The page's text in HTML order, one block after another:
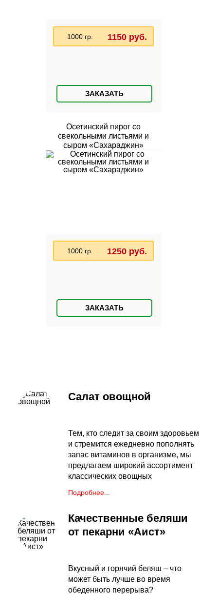
1000 гр. 1150 руб.
ЗАКАЗАТЬ
Осетинский пирог со
свекольными листьями и
сыром «Сахараджин»
1000 гр. 1250 руб.
ЗАКАЗАТЬ
Салат овощной
Тем, кто следит за своим здоровьем
и стремится ежедневно пополнять
запас витаминов в организме, мы
предлагаем широкий ассортимент
классических овощных
Подробнее...
Качественные беляши
от пекарни «Аист»
Вкусный и горячий беляш – что
может быть лучше во время
обеденного перерыва?